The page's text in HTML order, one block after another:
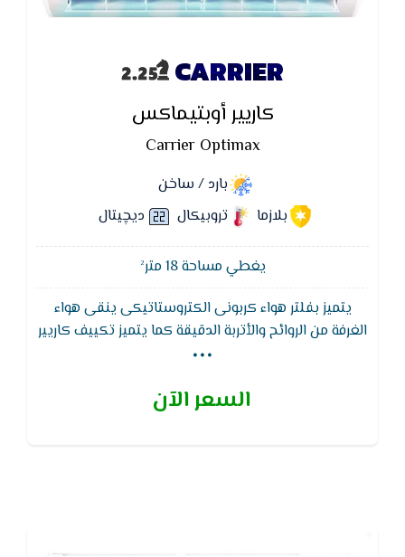
CARRIER
كاريير أوبتيماكس
Carrier Optimax
بارد / ساخن
بلازما
تروبيكال ديچيتال
يغطي مساحة 18 متر²
يتميز بفلتر هواء كربونى الكتروستاتيكى ينقى هواء
الغرفة من الروائح والأتربة الدقيقة كما يتميز تكييف كاريير
بمراوح عالية الكفاءة ومصممة بتكنولوجيا كاريير للمراوح
الـمروحة نتيجة زيادة حركة انسياب الهواء.
...
السعر الآن